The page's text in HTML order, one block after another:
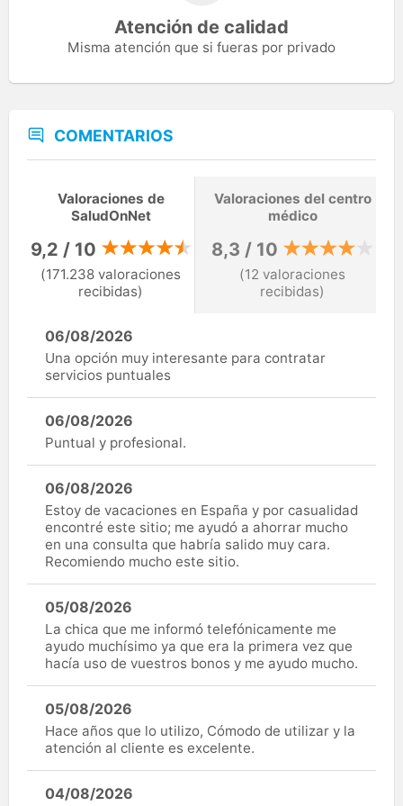
Atención de calidad
Misma atención que si fueras por privado
COMENTARIOS
Valoraciones de
SaludOnNet
9,2 / 10
(171.238 valoraciones
recibidas)
Valoraciones del centro
médico
8,3 / 10
(12 valoraciones
recibidas)
06/08/2026
Una opción muy interesante para contratar
servicios puntuales
06/08/2026
Puntual y profesional.
06/08/2026
Estoy de vacaciones en España y por casualidad
encontré este sitio; me ayudó a ahorrar mucho
en una consulta que habría salido muy cara.
Recomiendo mucho este sitio.
05/08/2026
La chica que me informó telefónicamente me
ayudo muchísimo ya que era la primera vez que
hacía uso de vuestros bonos y me ayudo mucho.
05/08/2026
Hace años que lo utilizo, Cómodo de utilizar y la
atención al cliente es excelente.
04/08/2026